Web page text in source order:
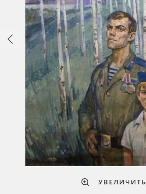
УВЕЛИЧИТЬ